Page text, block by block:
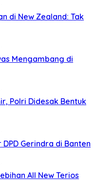
di New Zealand: Tak
Mengambang di
Polri Didesak Bentuk
Gerindra di Banten
All New Terios